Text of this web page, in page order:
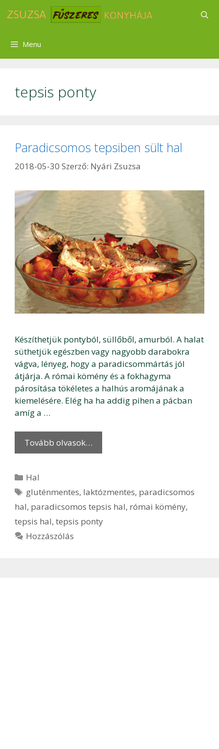
Menu
tepsis ponty
Paradicsomos tepsiben sült hal
2018-05-30 Szerző: Nyári Zsuzsa
Készíthetjük pontyból, süllőből, amurból. A halat
süthetjük egészben vagy nagyobb darabokra
vágva, lényeg, hogy a paradicsommártás jól
átjárja. A római kömény és a fokhagyma
párosítása tökéletes a halhús aromájának a
kiemelésére. Elég ha ha addig pihen a pácban
amíg a …
Tovább olvasok…
Kategória
Hal
Címkék
gluténmentes, laktózmentes, paradicsomos
hal, paradicsomos tepsis hal, római kömény,
tepsis hal, tepsis ponty
Hozzászólás